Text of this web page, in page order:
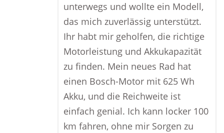
unterwegs und wollte ein Modell,
das mich zuverlässig unterstützt.
Ihr habt mir geholfen, die richtige
Motorleistung und Akkukapazität
zu finden. Mein neues Rad hat
einen Bosch-Motor mit 625 Wh
Akku, und die Reichweite ist
einfach genial. Ich kann locker 100
km fahren, ohne mir Sorgen zu